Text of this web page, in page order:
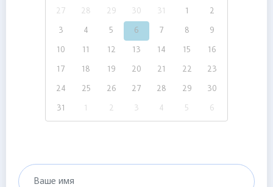
27 28 29 30 31 1 2
3 4 5 6 7 8 9
10 11 12 13 14 15 16
17 18 19 20 21 22 23
24 25 26 27 28 29 30
31 1 2 3 4 5 6
Ваше имя